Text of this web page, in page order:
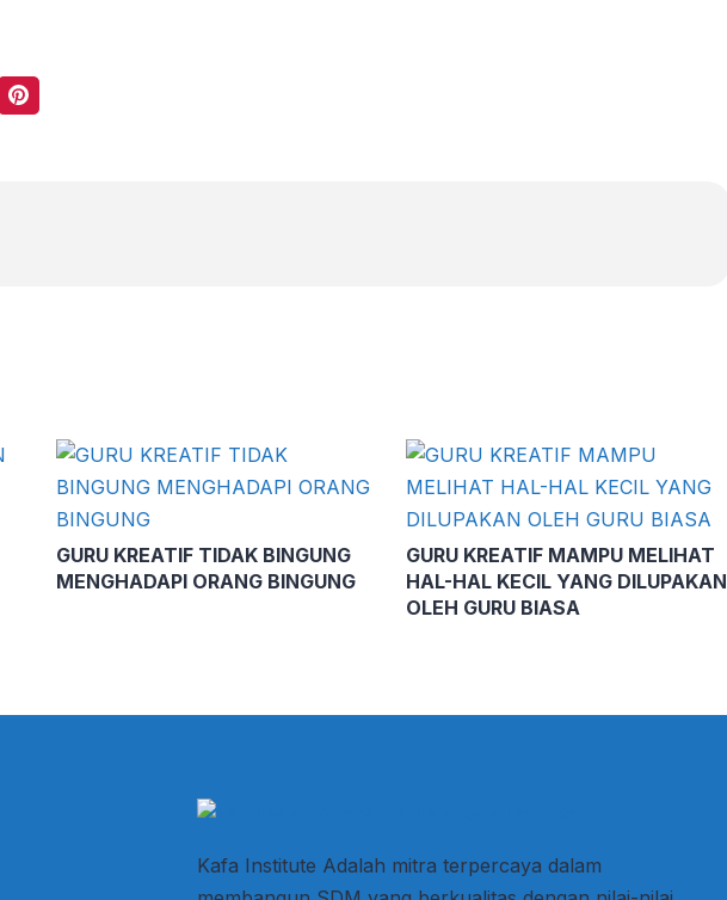
GURU KREATIF TIDAK BINGUNG
MENGHADAPI ORANG BINGUNG
GURU KREATIF MAMPU MELIHAT
HAL-HAL KECIL YANG DILUPAKAN
OLEH GURU BIASA
Kafa Institute Adalah mitra terpercaya dalam